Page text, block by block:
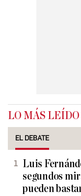
LO MÁS LEÍDO
EL DEBATE
Luis
segundos
pueden